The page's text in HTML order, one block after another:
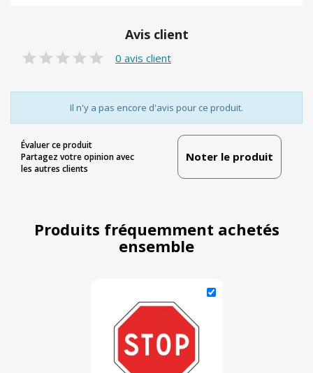
Avis client
0 avis client
Il n'y a pas encore d'avis pour ce produit.
Évaluer ce produit
Partagez votre opinion avec
les autres clients
Noter le produit
Produits fréquemment achetés
ensemble